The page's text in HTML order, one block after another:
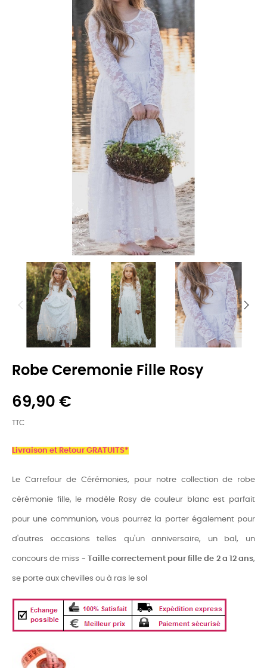
Robe Ceremonie Fille Rosy
69,90 €
TTC
Livraison et Retour GRATUITS*
Le Carrefour de Cérémonies, pour notre collection de robe
cérémonie fille, le modèle Rosy de couleur blanc est parfait
pour une communion, vous pourrez la porter également pour
d'autres occasions telles qu'un anniversaire, un bal, un
concours de miss - Taille correctement pour fille de 2 a 12 ans,
se porte aux chevilles ou à ras le sol